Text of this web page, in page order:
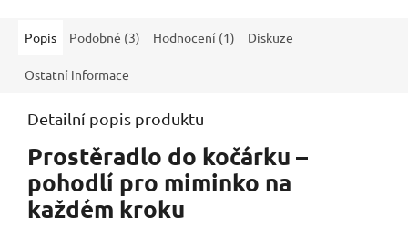
Popis Podobné (3) Hodnocení (1) Diskuze
Ostatní informace
Detailní popis produktu
Prostěradlo do kočárku –
pohodlí pro miminko na
každém kroku